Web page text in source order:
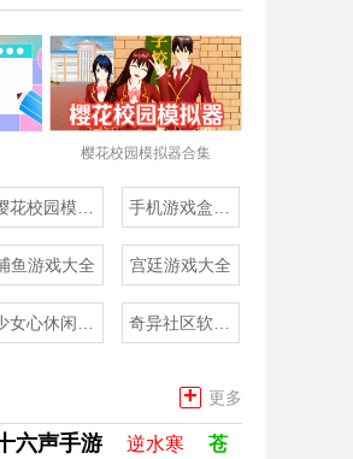
樱花校园模拟器合集
鱼游戏大全 宫廷游戏大全
+ 更多
六声手游 逆水寒
苍